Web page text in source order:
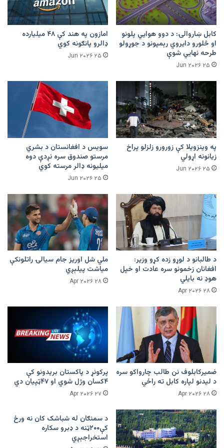
کابل ښاروالۍ: د دوو هوايي پلونو
او څلورو دایروي رېمپونو د جوړولو
طرحه نهایي شوې
۲۵ Jun ۲۰۲۶
امازون په هند کې ۴۸ میلیارده
ډالرو پانګونه کوي
۲۵ Jun ۲۰۲۶
په وینزویلا کې زورورو زلزلو پراخ
زیانونه اړولي
۲۵ Jun ۲۰۲۶
سویس د افغانستان د بشري
مرستو صندوق سره نږدې دوه
میلیونه ډالر مرسته کوي
۲۵ Jun ۲۰۲۶
د طالبانو د لوړو زده کړو وزیر:
افغانان زخمونو سره عادت او خپل
هوډ نه بایلي
۲۸ Apr ۲۰۲۶
ملي شل اوریز جام سیالۍ راتلونکې
میاشت پیلېږي
۲۸ Apr ۲۰۲۶
ضمیرکابلوف نن طالب چارواکو سره
د لیدنو لپاره کابل ته راځي
۲۸ Apr ۲۰۲۶
پرکونړ د پاکستان بریدونو کې
۴کسان وژل شوي او ۴۷ټپیان دي
۲۷ Apr ۲۰۲۶
د سمنګان له شباشک کان نه ورځ
کې۲۰۰ټنه د ډبرو سکاره
استخراجېږي